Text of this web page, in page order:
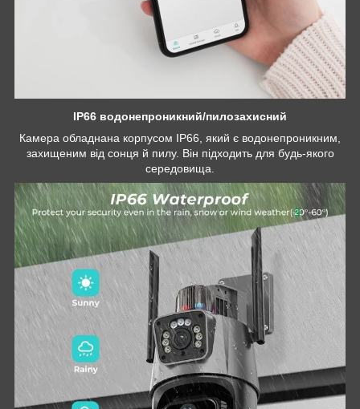
IP66 водонепроникний/пилозахисний
Камера обладнана корпусом IP66, який є водонепроникним,
захищеним від сонця й пилу. Він підходить для будь-якого
середовища.